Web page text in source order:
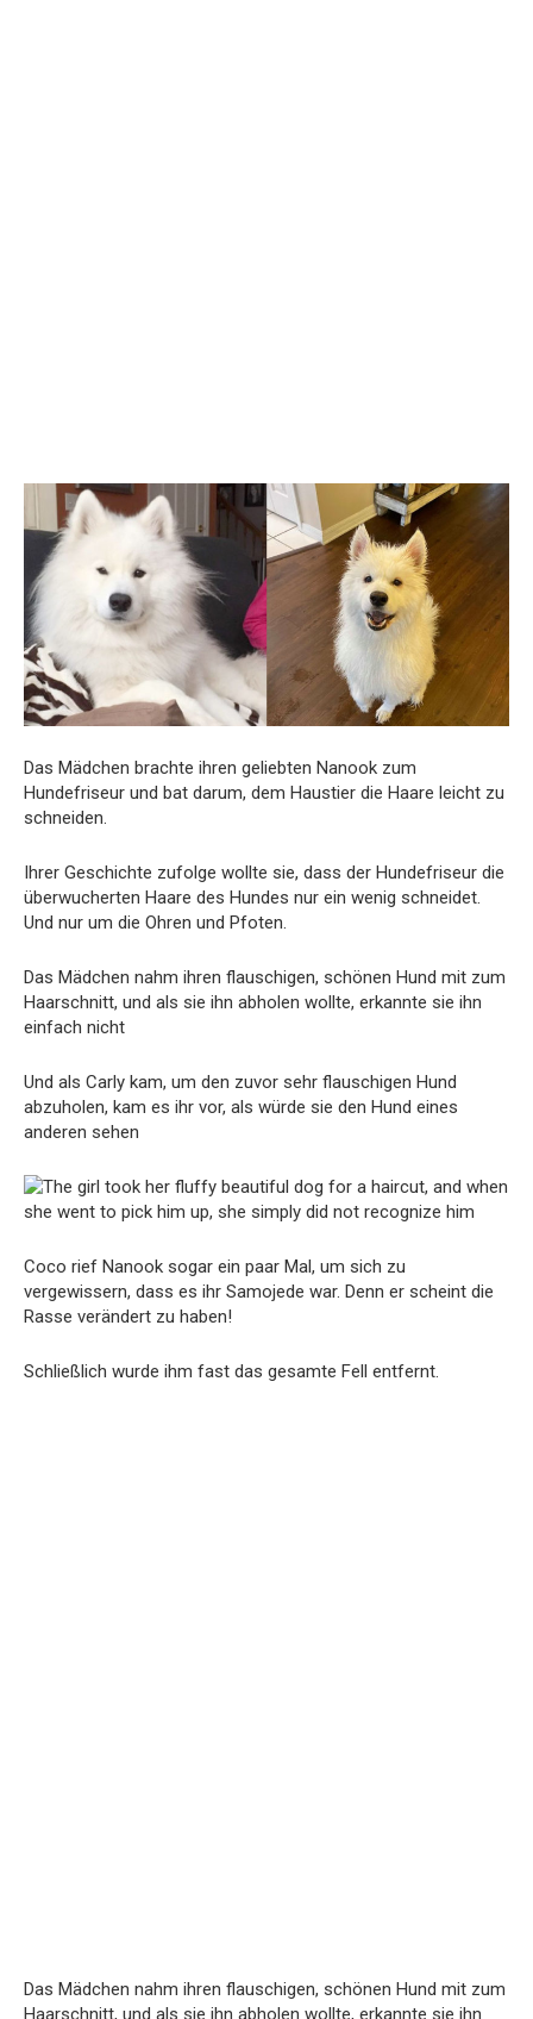
Das Mädchen brachte ihren geliebten Nanook zum
Hundefriseur und bat darum, dem Haustier die Haare leicht zu
schneiden.
Ihrer Geschichte zufolge wollte sie, dass der Hundefriseur die
überwucherten Haare des Hundes nur ein wenig schneidet.
Und nur um die Ohren und Pfoten.
Das Mädchen nahm ihren flauschigen, schönen Hund mit zum
Haarschnitt, und als sie ihn abholen wollte, erkannte sie ihn
einfach nicht
Und als Carly kam, um den zuvor sehr flauschigen Hund
abzuholen, kam es ihr vor, als würde sie den Hund eines
anderen sehen
Coco rief Nanook sogar ein paar Mal, um sich zu
vergewissern, dass es ihr Samojede war. Denn er scheint die
Rasse verändert zu haben!
Schließlich wurde ihm fast das gesamte Fell entfernt.
Das Mädchen nahm ihren flauschigen, schönen Hund mit zum
Haarschnitt, und als sie ihn abholen wollte, erkannte sie ihn